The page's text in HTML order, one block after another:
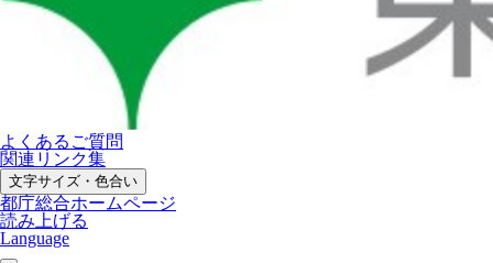
よくあるご質問
関連リンク集
文字サイズ・色合い
都庁総合ホームページ
読み上げる
Language